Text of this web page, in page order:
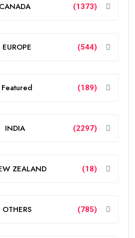
CANADA (1373)
EUROPE (544)
Featured (189)
INDIA (2297)
ZEALAND (18)
OTHERS (785)